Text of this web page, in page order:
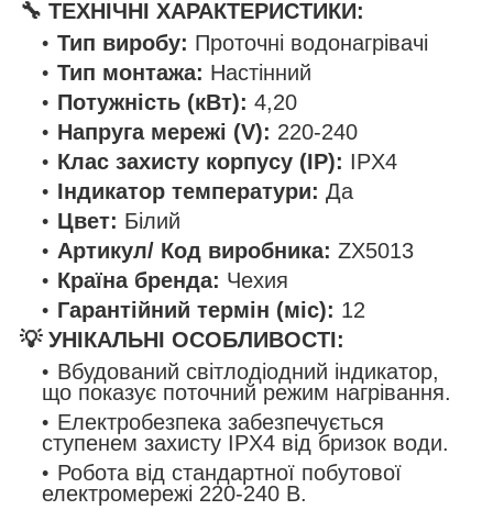
🔧 ТЕХНІЧНІ ХАРАКТЕРИСТИКИ:
Тип виробу: Проточні водонагрівачі
Тип монтажа: Настінний
Потужність (кВт): 4,20
Напруга мережі (V): 220-240
Клас захисту корпусу (IP): IPX4
Індикатор температури: Да
Цвет: Білий
Артикул/ Код виробника: ZX5013
Країна бренда: Чехия
Гарантійний термін (міс): 12
💡 УНІКАЛЬНІ ОСОБЛИВОСТІ:
Вбудований світлодіодний індикатор,
що показує поточний режим нагрівання.
Електробезпека забезпечується
ступенем захисту IPX4 від бризок води.
Робота від стандартної побутової
електромережі 220-240 В.